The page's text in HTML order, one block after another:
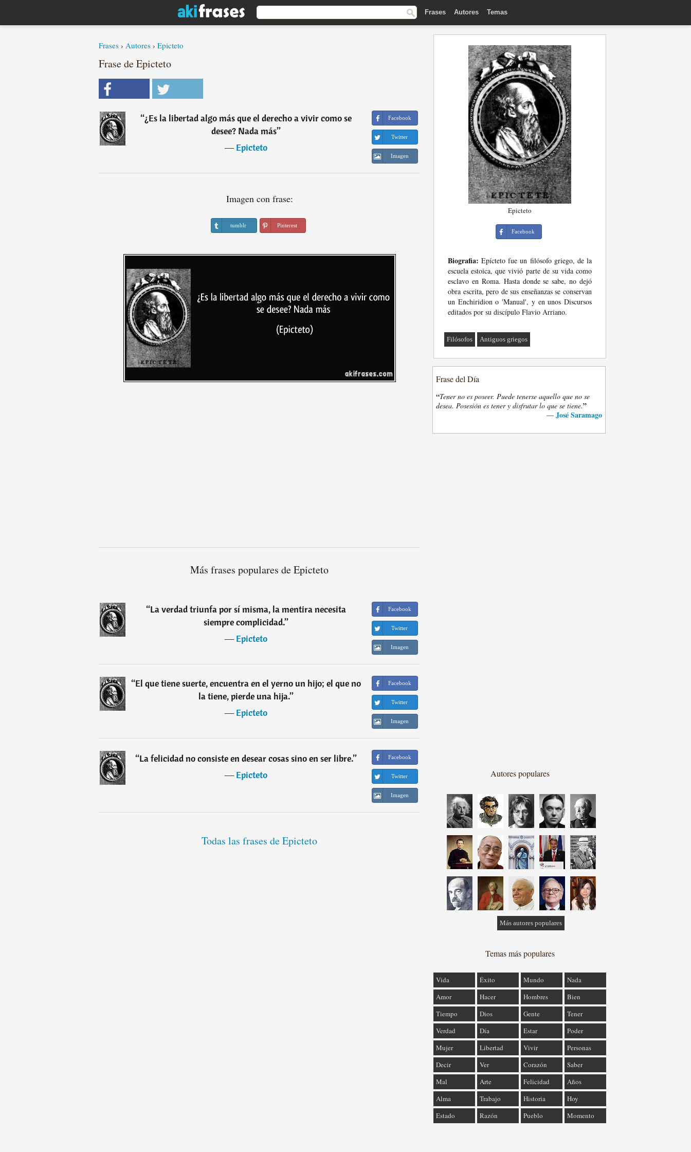
Frases Autores Temas
Frases › Autores › Epicteto
Frase de Epicteto
“¿Es la libertad algo más que el derecho a vivir como se
desee? Nada más”
―Epicteto
Facebook
Twitter
Imagen
Imagen con frase:
tumblr Pinterest
Más frases populares de Epicteto
“La verdad triunfa por sí misma, la mentira necesita
siempre complicidad.”
―Epicteto
Facebook
Twitter
Imagen
“El que tiene suerte, encuentra en el yerno un hijo; el que no
la tiene, pierde una hija.”
―Epicteto
Facebook
Twitter
Imagen
“La felicidad no consiste en desear cosas sino en ser libre.”
―Epicteto
Facebook
Twitter
Imagen
Todas las frases de Epicteto
Epicteto
Facebook
Biografia: Epícteto fue un filósofo griego, de la
escuela estoica, que vivió parte de su vida como
esclavo en Roma. Hasta donde se sabe, no dejó
obra escrita, pero de sus enseñanzas se conservan
un Enchiridion o 'Manual', y en unos Discursos
editados por su discípulo Flavio Arriano.
Filósofos Antiguos griegos
Frase del Día
“Tener no es poseer. Puede tenerse aquello que no se
desea. Posesión es tener y disfrutar lo que se tiene.”
— José Saramago
Autores populares
Más autores populares
Temas más populares
Vida Éxito Mundo
Nada
Amor
Hacer Hombres
Bien
Tiempo
Dios Gente
Tener
Verdad
Día Estar
Poder
Mujer
Libertad Vivir
Personas
Decir
Ver Corazón
Saber
Mal
Arte Felicidad
Años
Alma
Trabajo Historia
Hoy
Estado
Razón Pueblo Momento